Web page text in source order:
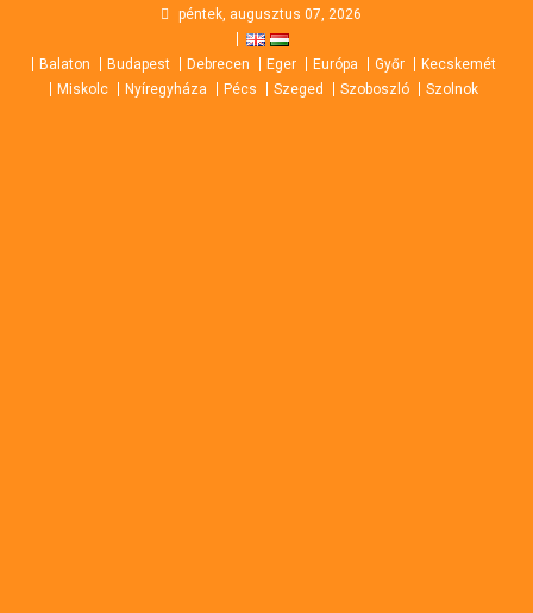
content
péntek, augusztus 07, 2026
Balaton Budapest Debrecen Eger Európa Győr
Kecskemét
Miskolc
Nyíregyháza Pécs Szeged Szoboszló Szolnok